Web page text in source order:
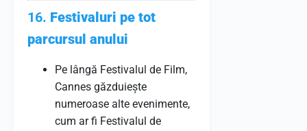
16. Festivaluri pe tot
parcursul anului
Pe lângă Festivalul de Film,
Cannes găzduiește
numeroase alte evenimente,
cum ar fi Festivalul de